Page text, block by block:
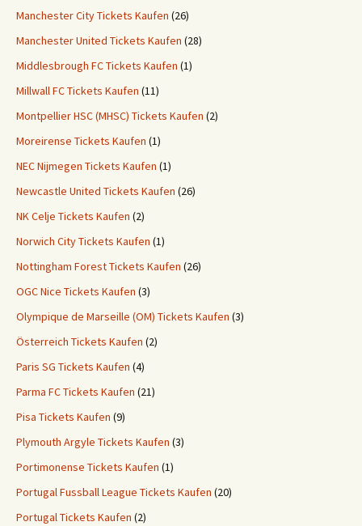
Manchester City Tickets Kaufen (26)
Manchester United Tickets Kaufen (28)
Middlesbrough FC Tickets Kaufen (1)
Millwall FC Tickets Kaufen (11)
Montpellier HSC (MHSC) Tickets Kaufen (2)
Moreirense Tickets Kaufen (1)
NEC Nijmegen Tickets Kaufen (1)
Newcastle United Tickets Kaufen (26)
NK Celje Tickets Kaufen (2)
Norwich City Tickets Kaufen (1)
Nottingham Forest Tickets Kaufen (26)
OGC Nice Tickets Kaufen (3)
Olympique de Marseille (OM) Tickets Kaufen (3)
Österreich Tickets Kaufen (2)
Paris SG Tickets Kaufen (4)
Parma FC Tickets Kaufen (21)
Pisa Tickets Kaufen (9)
Plymouth Argyle Tickets Kaufen (3)
Portimonense Tickets Kaufen (1)
Portugal Fussball League Tickets Kaufen (20)
Portugal Tickets Kaufen (2)